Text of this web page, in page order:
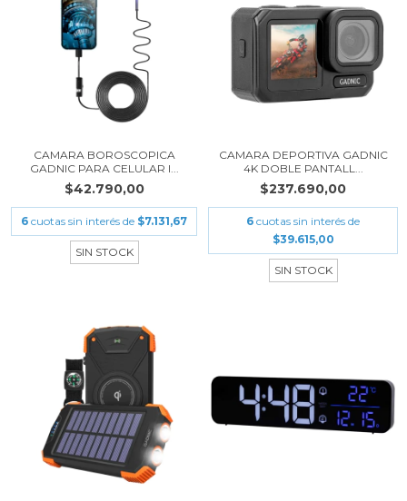
CAMARA BOROSCOPICA
GADNIC PARA CELULAR I...
$42.790,00
6 cuotas sin interés de $7.131,67
SIN STOCK
CAMARA DEPORTIVA GADNIC
4K DOBLE PANTALL...
$237.690,00
6 cuotas sin interés de
$39.615,00
SIN STOCK